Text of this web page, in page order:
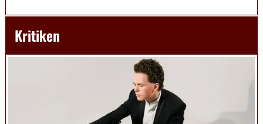
Kritiken